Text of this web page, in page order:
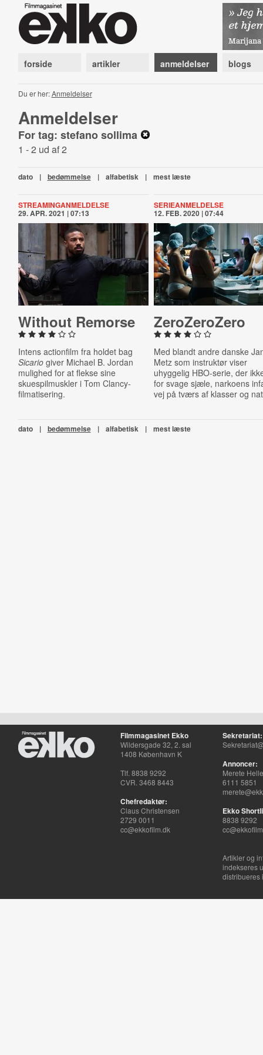
forside artikler anmeldelser blogs
Du er her:Anmeldelser
Anmeldelser
For tag: stefano sollima
1 - 2 ud af 2
dato | bedømmelse | alfabetisk | mest læste
STREAMINGANMELDELSE
29. APR. 2021 | 07:13
Without Remorse
Intens actionfilm fra holdet bag
Sicario giver Michael B. Jordan
mulighed for at flekse sine
skuespilmuskler i Tom Clancy-
filmatisering.
SERIEANMELDELSE
12. FEB. 2020 | 07:44
ZeroZeroZero
Med blandt andre danske
Metz som instruktør viser
uhyggelig HBO-serie, der
for svage sjæle, narkoens
vej på tværs af klasser og
dato | bedømmelse | alfabetisk | mest læste
Filmmagasinet Ekko
Wildersgade 32, 2. sal
1408 København K
Tlf. 8838 9292
CVR. 3468 8443
Chefredaktør:
Claus Christensen
2729 0011
cc@ekkofilm.dk
Sekretariat:
Annoncer:
Merete
6111 5851
Ekko
8838 9292
Artikler og
indekseres
distribueres